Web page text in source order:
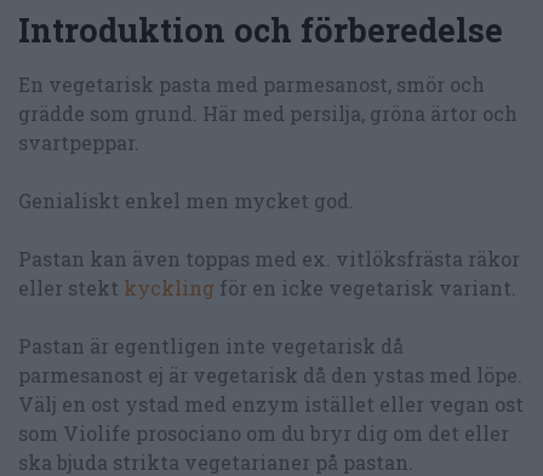
Introduktion och förberedelse
En vegetarisk pasta med parmesanost, smör och
grädde som grund. Här med persilja, gröna ärtor och
svartpeppar.
Genialiskt enkel men mycket god.
Pastan kan även toppas med ex. vitlöksfrästa räkor
eller stekt kyckling för en icke vegetarisk variant.
Pastan är egentligen inte vegetarisk då
parmesanost ej är vegetarisk då den ystas med löpe.
Välj en ost ystad med enzym istället eller vegan ost
som Violife prosociano om du bryr dig om det eller
ska bjuda strikta vegetarianer på pastan.